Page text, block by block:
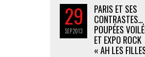
29
SEP2013
PARIS ET SES
CONTRASTES…
POUPÉES
ET EXPO ROCK
« AH LES